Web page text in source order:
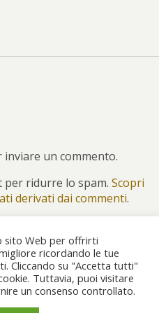
inviare un commento.
per ridurre lo spam. Scopri
derivati dai commenti.
su
Pc Desktop
sito Web per offrirti
ricordando le tue
Cliccando su "Accetta tutti"
Tuttavia, puoi visitare
un consenso controllato.